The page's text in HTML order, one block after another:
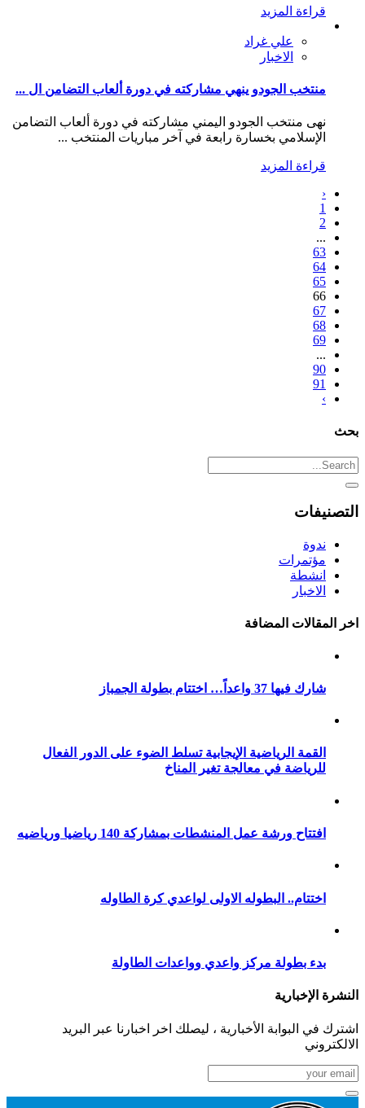
قراءة المزيد
علي غراد
الاخبار
منتخب الجودو ينهي مشاركته في دورة ألعاب التضامن ال ...
نهى منتخب الجودو اليمني مشاركته في دورة ألعاب التضامن
الإسلامي بخسارة رابعة في آخر مباريات المنتخب ...
قراءة المزيد
‹
1
2
...
63
64
65
66
67
68
69
...
90
91
›
بحث
التصنيفات
ندوة
مؤتمرات
انشطة
الاخبار
اخر المقالات المضافة
شارك فيها 37 واعداً… اختتام بطولة الجمباز
القمة الرياضية الإيجابية تسلط الضوء على الدور الفعال
للرياضة في معالجة تغير المناخ
افتتاح ورشة عمل المنشطات بمشاركة 140 رياضيا ورياضيه
اختتام.. البطوله الاولى لواعدي كرة الطاوله
بدء بطولة مركز واعدي وواعدات الطاولة
النشرة الإخبارية
اشترك في البوابة الأخبارية ، ليصلك اخر اخبارنا عبر البريد
الالكتروني